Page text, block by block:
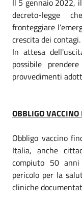
decreto-legge
fronteggiare
crescita dei contagi.
In attesa
possibile
provvedimenti
OBBLIGO
Obbligo vaccino
Italia, anche
compiuto 50
pericolo per la
cliniche